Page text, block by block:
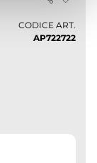
CODICE ART.
AP722722